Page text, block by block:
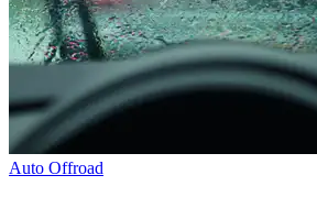
Auto Offroad